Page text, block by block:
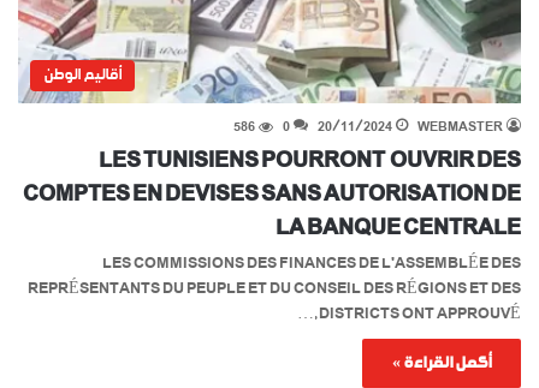
أقاليم الوطن
WEBMASTER
20/11/2024
0
586
LES TUNISIENS POURRONT OUVRIR DES
COMPTES EN DEVISES SANS AUTORISATION DE
LA BANQUE CENTRALE
LES COMMISSIONS DES FINANCES DE L’ASSEMBLÉE DES
REPRÉSENTANTS DU PEUPLE ET DU CONSEIL DES RÉGIONS ET DES
DISTRICTS ONT APPROUVÉ,…
أكمل القراءة »